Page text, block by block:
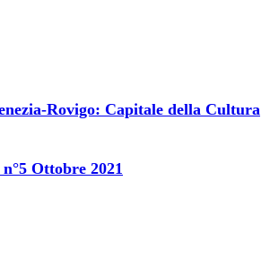
Rovigo: Capitale della Cultura
Ottobre 2021